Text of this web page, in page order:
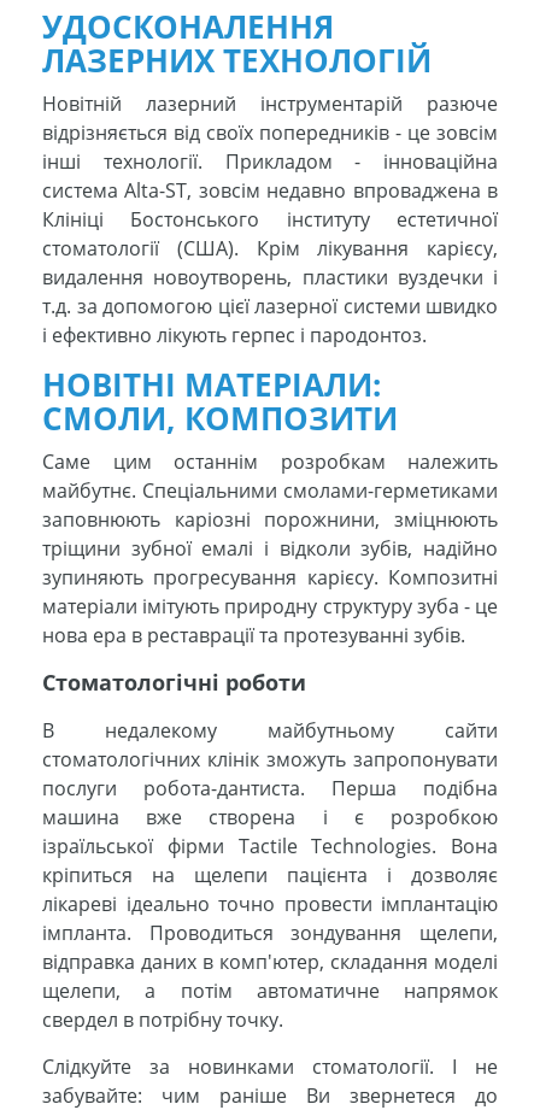
УДОСКОНАЛЕННЯ
ЛАЗЕРНИХ ТЕХНОЛОГІЙ
Новітній лазерний інструментарій разюче
відрізняється від своїх попередників - це зовсім
інші технології. Прикладом - інноваційна
система Alta-ST, зовсім недавно впроваджена в
Клініці Бостонського інституту естетичної
стоматології (США). Крім лікування карієсу,
видалення новоутворень, пластики вуздечки і
т.д. за допомогою цієї лазерної системи швидко
і ефективно лікують герпес і пародонтоз.
НОВІТНІ МАТЕРІАЛИ:
СМОЛИ, КОМПОЗИТИ
Саме цим останнім розробкам належить
майбутнє. Спеціальними смолами-герметиками
заповнюють каріозні порожнини, зміцнюють
тріщини зубної емалі і відколи зубів, надійно
зупиняють прогресування карієсу. Композитні
матеріали імітують природну структуру зуба - це
нова ера в реставрації та протезуванні зубів.
Стоматологічні роботи
В недалекому майбутньому сайти
стоматологічних клінік зможуть запропонувати
послуги робота-дантиста. Перша подібна
машина вже створена і є розробкою
ізраїльської фірми Tactile Technologies. Вона
кріпиться на щелепи пацієнта і дозволяє
лікареві ідеально точно провести імплантацію
імпланта. Проводиться зондування щелепи,
відправка даних в комп'ютер, складання моделі
щелепи, а потім автоматичне напрямок
свердел в потрібну точку.
Слідкуйте за новинками стоматології. І не
забувайте: чим раніше Ви звернетеся до